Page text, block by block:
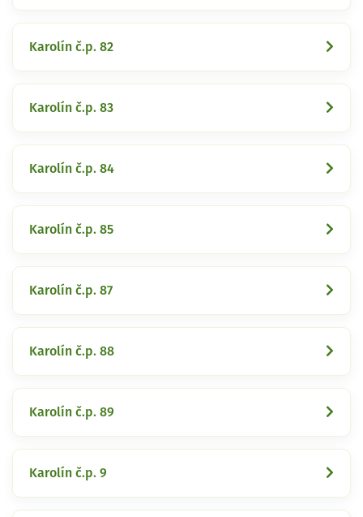
Karolín č.p. 82
Karolín č.p. 83
Karolín č.p. 84
Karolín č.p. 85
Karolín č.p. 87
Karolín č.p. 88
Karolín č.p. 89
Karolín č.p. 9